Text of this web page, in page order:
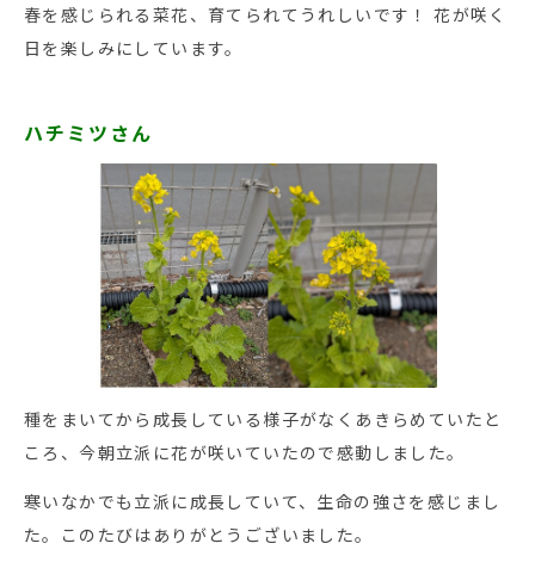
春を感じられる菜花、育てられてうれしいです！ 花が咲く
日を楽しみにしています。
ハチミツさん
種をまいてから成長している様子がなくあきらめていたと
ころ、今朝立派に花が咲いていたので感動しました。
寒いなかでも立派に成長していて、生命の強さを感じまし
た。このたびはありがとうございました。